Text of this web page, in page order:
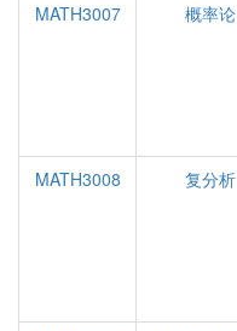
MATH3007
概率论
MATH3008
复分析